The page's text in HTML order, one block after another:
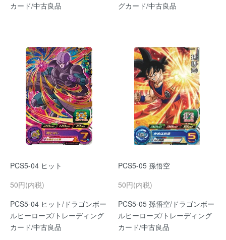
カード/中古良品
グカード/中古良品
PCS5-04 ヒット
50円(内税)
PCS5-04 ヒット/ドラゴンボー
ルヒーローズ/トレーディング
カード/中古良品
PCS5-05 孫悟空
50円(内税)
PCS5-05 孫悟空/ドラゴンボー
ルヒーローズ/トレーディング
カード/中古良品